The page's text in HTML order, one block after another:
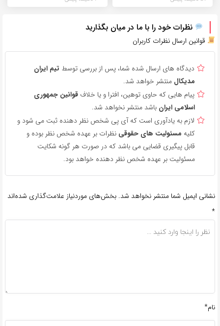
نظرات خود را با ما در میان بگذارید
قوانین ارسال نظرات کاربران
دیدگاه های ارسال شده شما، پس از بررسی توسط تیم ایران
مدیکال منتشر خواهد شد.
پیام هایی که حاوی توهین، افترا و یا خلاف قوانین جمهوری
اسلامی ایران باشد منتشر نخواهد شد.
لازم به یادآوری است که آی پی شخص نظر دهنده ثبت می شود و
کلیه مسئولیت های حقوقی نظرات بر عهده شخص نظر بوده و
قابل پیگیری قضایی می باشد که در صورت هر گونه شکایت
مسئولیت بر عهده شخص نظر دهنده خواهد بود.
نشانی ایمیل شما منتشر نخواهد شد. بخش‌های موردنیاز علامت‌گذاری شده‌اند
*
نام*